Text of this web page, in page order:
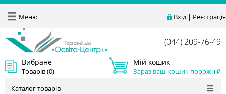
Вхід| Реєстрація
Меню
(044) 209-76-49
Вибране
Товарів (0)
Мій кошик
Зараз ваш кошик порожній
Каталог товарів